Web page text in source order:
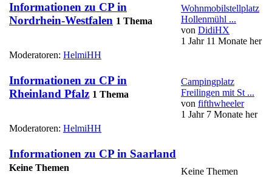
Informationen zu CP in
Nordrhein-Westfalen 1 Thema
Moderatoren: HelmiHH
Wohnmobilstellplatz
Hollenmühl ...
von DidiHX
1 Jahr 11 Monate her
Informationen zu CP in
Rheinland Pfalz 1 Thema
Moderatoren: HelmiHH
Campingplatz
Freilingen mit St ...
von fifthwheeler
1 Jahr 7 Monate her
Informationen zu CP in Saarland
Keine Themen Keine Themen